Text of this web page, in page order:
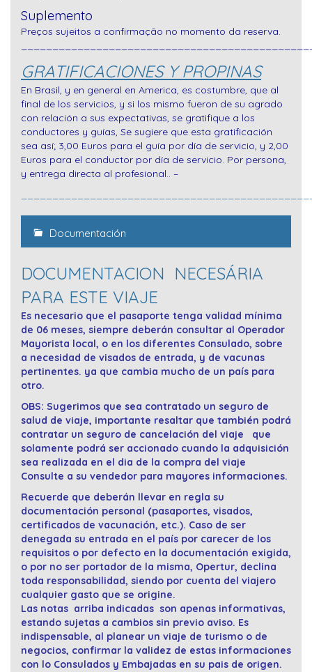
Suplemento
Preços sujeitos a confirmação no momento da reserva.
GRATIFICACIONES Y PROPINAS
En Brasil, y en general en America, es costumbre, que al
final de los servicios, y si los mismo fueron de su agrado
con relación a sus expectativas, se gratifique a los
conductores y guías, Se sugiere que esta gratificación
sea así; 3,00 Euros para el guía por día de servicio, y 2,00
Euros para el conductor por día de servicio. Por persona,
y entrega directa al profesional.. –
Documentación
DOCUMENTACION NECESÁRIA
PARA ESTE VIAJE
Es necesario que el pasaporte tenga validad mínima
de 06 meses, siempre deberán consultar al Operador
Mayorista local, o en los diferentes Consulado, sobre
a necesidad de visados de entrada, y de vacunas
pertinentes. ya que cambia mucho de un país para
otro.
OBS: Sugerimos que sea contratado un seguro de
salud de viaje, importante resaltar que también podrá
contratar un seguro de cancelación del viaje que
solamente podrá ser accionado cuando la adquisición
sea realizada en el dia de la compra del viaje
Consulte a su vendedor para mayores informaciones.
Recuerde que deberán llevar en regla su
documentación personal (pasaportes, visados,
certificados de vacunación, etc.). Caso de ser
denegada su entrada en el país por carecer de los
requisitos o por defecto en la documentación exigida,
o por no ser portador de la misma, Opertur, declina
toda responsabilidad, siendo por cuenta del viajero
cualquier gasto que se origine.
Las notas arriba indicadas son apenas informativas,
estando sujetas a cambios sin previo aviso. Es
indispensable, al planear un viaje de turismo o de
negocios, confirmar la validez de estas informaciones
con lo Consulados y Embajadas en su pais de origen.